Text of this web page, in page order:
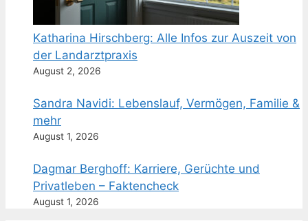
Katharina Hirschberg: Alle Infos zur Auszeit von
der Landarztpraxis
August 2, 2026
Sandra Navidi: Lebenslauf, Vermögen, Familie &
mehr
August 1, 2026
Dagmar Berghoff: Karriere, Gerüchte und
Privatleben – Faktencheck
August 1, 2026